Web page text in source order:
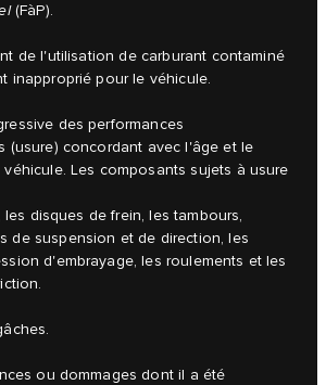
(FàP).
de l'utilisation de carburant contaminé
inapproprié pour le véhicule.
des performances
(usure) concordant avec l'âge et le
Les composants sujets à usure
les disques de frein, les tambours,
de suspension et de direction, les
d'embrayage, les roulements et les
ou dommages dont il a été